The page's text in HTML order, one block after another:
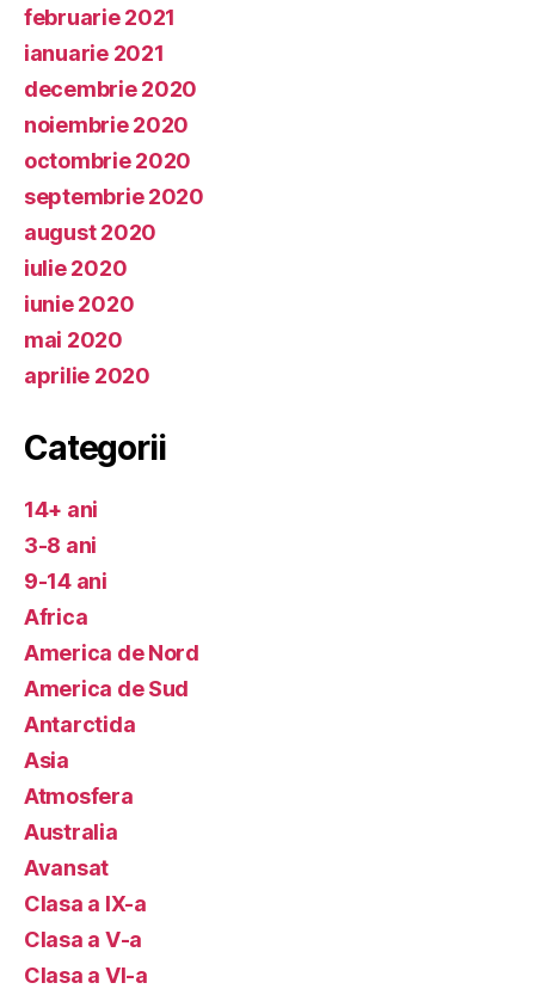
februarie 2021
ianuarie 2021
decembrie 2020
noiembrie 2020
octombrie 2020
septembrie 2020
august 2020
iulie 2020
iunie 2020
mai 2020
aprilie 2020
Categorii
14+ ani
3-8 ani
9-14 ani
Africa
America de Nord
America de Sud
Antarctida
Asia
Atmosfera
Australia
Avansat
Clasa a IX-a
Clasa a V-a
Clasa a VI-a